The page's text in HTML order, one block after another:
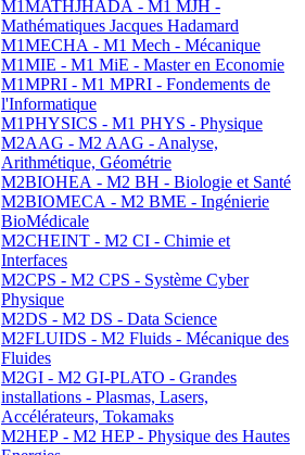
M1MATHJHADA - M1 MJH -
Mathématiques Jacques Hadamard
M1MECHA - M1 Mech - Mécanique
M1MIE - M1 MiE - Master en Economie
M1MPRI - M1 MPRI - Fondements de
l'Informatique
M1PHYSICS - M1 PHYS - Physique
M2AAG - M2 AAG - Analyse,
Arithmétique, Géométrie
M2BIOHEA - M2 BH - Biologie et Santé
M2BIOMECA - M2 BME - Ingénierie
BioMédicale
M2CHEINT - M2 CI - Chimie et
Interfaces
M2CPS - M2 CPS - Système Cyber
Physique
M2DS - M2 DS - Data Science
M2FLUIDS - M2 Fluids - Mécanique des
Fluides
M2GI - M2 GI-PLATO - Grandes
installations - Plasmas, Lasers,
Accélérateurs, Tokamaks
M2HEP - M2 HEP - Physique des Hautes